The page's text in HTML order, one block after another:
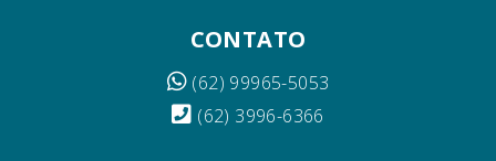
CONTATO
(62) 99965-5053
(62) 3996-6366